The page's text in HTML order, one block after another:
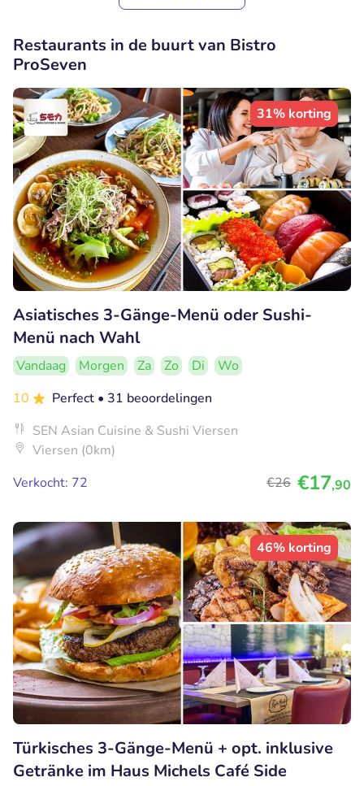
Restaurants in de buurt van Bistro
ProSeven
31% korting
Asiatisches 3-Gänge-Menü oder Sushi-
Menü nach Wahl
Vandaag Morgen Za Zo Di
Wo
10
Perfect • 31 beoordelingen
SEN Asian Cuisine & Sushi Viersen
Viersen (0km)
Verkocht: 72
€26 €17,90
46% korting
Türkisches 3-Gänge-Menü + opt. inklusive
Getränke im Haus Michels Café Side